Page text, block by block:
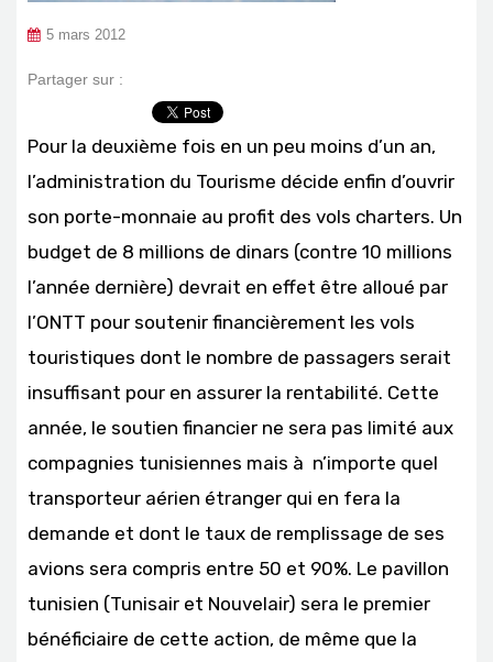
5 mars 2012
Partager sur :
Pour la deuxième fois en un peu moins d’un an,
l’administration du Tourisme décide enfin d’ouvrir
son porte-monnaie au profit des vols charters. Un
budget de 8 millions de dinars (contre 10 millions
l’année dernière) devrait en effet être alloué par
l’ONTT pour soutenir financièrement les vols
touristiques dont le nombre de passagers serait
insuffisant pour en assurer la rentabilité. Cette
année, le soutien financier ne sera pas limité aux
compagnies tunisiennes mais à n’importe quel
transporteur aérien étranger qui en fera la
demande et dont le taux de remplissage de ses
avions sera compris entre 50 et 90%. Le pavillon
tunisien (Tunisair et Nouvelair) sera le premier
bénéficiaire de cette action, de même que la